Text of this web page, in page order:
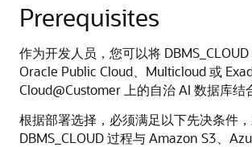
Prerequisites
作为开发人员，您可以将
Oracle Public Cloud、Multicloud 或
Cloud@Customer 上的自治 AI 数据库结
根据部署选择，必须满足以下先决条件
DBMS_CLOUD 过程与 Amazon S3、